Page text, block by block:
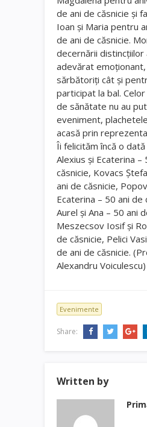
de ani de căsnicie și
Ioan și Maria pentru
de ani de căsnicie.
decernării distincțiilor
adevărat
sărbătoriți cât și
participat la bal.
de sănătate nu au
eveniment,
acasă prin
Îi felicităm încă o
Alexius și Ecaterina –
căsnicie, Kovacs
ani de căsnicie,
Ecaterina – 50 ani
Aurel și Ana – 50 ani
Meszecsov Iosif și
de căsnicie, Pelici
de ani de căsnicie.
Alexandru Voiculescu)
Evenimente
Share:
Written by